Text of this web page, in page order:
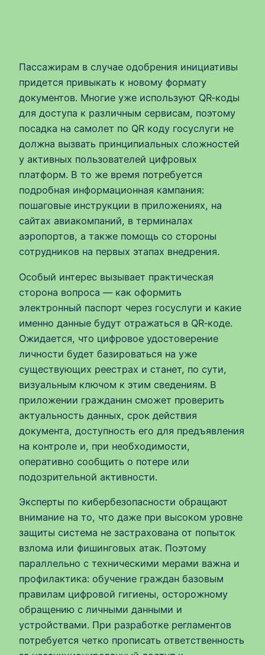
Пассажирам в случае одобрения инициативы
придется привыкать к новому формату
документов. Многие уже используют QR‑коды
для доступа к различным сервисам, поэтому
посадка на самолет по QR коду госуслуги не
должна вызвать принципиальных сложностей
у активных пользователей цифровых
платформ. В то же время потребуется
подробная информационная кампания:
пошаговые инструкции в приложениях, на
сайтах авиакомпаний, в терминалах
аэропортов, а также помощь со стороны
сотрудников на первых этапах внедрения.
Особый интерес вызывает практическая
сторона вопроса — как оформить
электронный паспорт через госуслуги и какие
именно данные будут отражаться в QR‑коде.
Ожидается, что цифровое удостоверение
личности будет базироваться на уже
существующих реестрах и станет, по сути,
визуальным ключом к этим сведениям. В
приложении гражданин сможет проверить
актуальность данных, срок действия
документа, доступность его для предъявления
на контроле и, при необходимости,
оперативно сообщить о потере или
подозрительной активности.
Эксперты по кибербезопасности обращают
внимание на то, что даже при высоком уровне
защиты система не застрахована от попыток
взлома или фишинговых атак. Поэтому
параллельно с техническими мерами важна и
профилактика: обучение граждан базовым
правилам цифровой гигиены, осторожному
обращению с личными данными и
устройствами. При разработке регламентов
потребуется четко прописать ответственность